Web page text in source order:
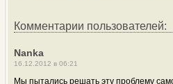
Комментарии пользователей:
Nanka
16.12.2012 в 06:21
Мы пытались решать эту проблему